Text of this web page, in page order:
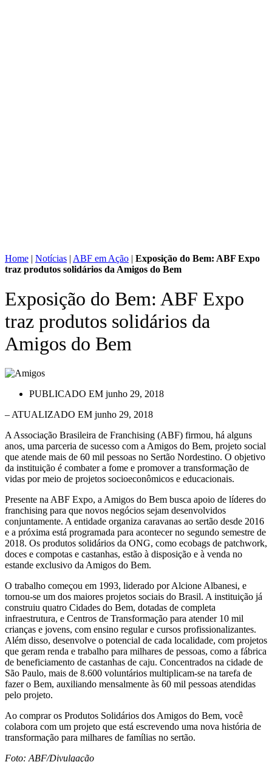
Home | Notícias | ABF em Ação | Exposição do Bem: ABF Expo
traz produtos solidários da Amigos do Bem
Exposição do Bem: ABF Expo
traz produtos solidários da
Amigos do Bem
PUBLICADO EM junho 29, 2018
– ATUALIZADO EM junho 29, 2018
A Associação Brasileira de Franchising (ABF) firmou, há alguns
anos, uma parceria de sucesso com a Amigos do Bem, projeto social
que atende mais de 60 mil pessoas no Sertão Nordestino. O objetivo
da instituição é combater a fome e promover a transformação de
vidas por meio de projetos socioeconômicos e educacionais.
Presente na ABF Expo, a Amigos do Bem busca apoio de líderes do
franchising para que novos negócios sejam desenvolvidos
conjuntamente. A entidade organiza caravanas ao sertão desde 2016
e a próxima está programada para acontecer no segundo semestre de
2018. Os produtos solidários da ONG, como ecobags de patchwork,
doces e compotas e castanhas, estão à disposição e à venda no
estande exclusivo da Amigos do Bem.
O trabalho começou em 1993, liderado por Alcione Albanesi, e
tornou-se um dos maiores projetos sociais do Brasil. A instituição já
construiu quatro Cidades do Bem, dotadas de completa
infraestrutura, e Centros de Transformação para atender 10 mil
crianças e jovens, com ensino regular e cursos profissionalizantes.
Além disso, desenvolve o potencial de cada localidade, com projetos
que geram renda e trabalho para milhares de pessoas, como a fábrica
de beneficiamento de castanhas de caju. Concentrados na cidade de
São Paulo, mais de 8.600 voluntários multiplicam-se na tarefa de
fazer o Bem, auxiliando mensalmente às 60 mil pessoas atendidas
pelo projeto.
Ao comprar os Produtos Solidários dos Amigos do Bem, você
colabora com um projeto que está escrevendo uma nova história de
transformação para milhares de famílias no sertão.
Foto: ABF/Divulgação